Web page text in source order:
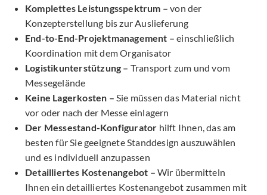
Komplettes Leistungsspektrum – von der
Konzepterstellung bis zur Auslieferung
End-to-End-Projektmanagement – einschließlich
Koordination mit dem Organisator
Logistikunterstützung – Transport zum und vom
Messegelände
Keine Lagerkosten – Sie müssen das Material nicht
vor oder nach der Messe einlagern
Der Messestand-Konfigurator hilft Ihnen, das am
besten für Sie geeignete Standdesign auszuwählen
und es individuell anzupassen
Detailliertes Kostenangebot – Wir übermitteln
Ihnen ein detailliertes Kostenangebot zusammen mit